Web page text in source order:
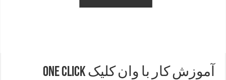
آموزش کار با وان کلیک One Click